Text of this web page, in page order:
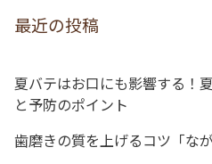
最近の投稿
夏バテはお口にも影響する！
と予防のポイント
歯磨きの質を上げるコツ「な